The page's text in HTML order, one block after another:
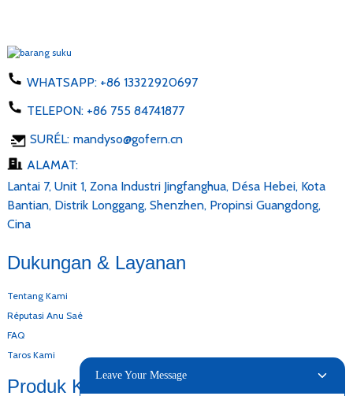
WHATSAPP: +86 13322920697
TELEPON: +86 755 84741877
SURÉL: mandyso@gofern.cn
ALAMAT:
Lantai 7, Unit 1, Zona Industri Jingfanghua, Désa Hebei, Kota
Bantian, Distrik Longgang, Shenzhen, Propinsi Guangdong,
Cina
Dukungan & Layanan
Tentang Kami
Réputasi Anu Saé
FAQ
Taros Kami
Produk Kami
Leave Your Message